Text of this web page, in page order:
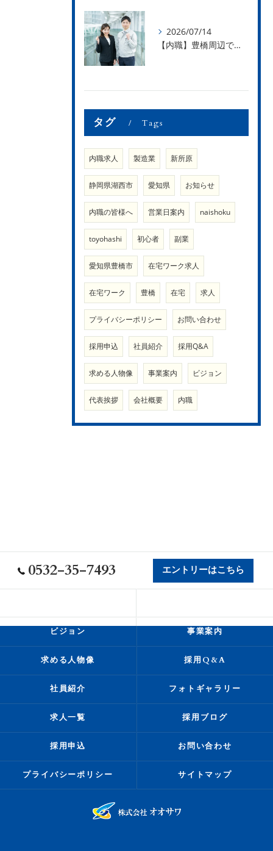
2026/07/14
【内職】豊橋周辺で内職のお仕事を探している方募集中！【内職さまのお声②】
タグ Tags
内職求人 製造業 新所原
静岡県湖西市 愛知県 お知らせ
内職の皆様へ 営業日案内 naishoku
toyohashi 初心者 副業
愛知県豊橋市 在宅ワーク求人
在宅ワーク 豊橋 在宅 求人
プライバシーポリシー お問い合わせ
採用申込 社員紹介 採用Q&A
求める人物像 事業案内 ビジョン
代表挨拶 会社概要 内職
0532-35-7493 エントリーはこちら
ビジョン 事業案内
求める人物像 採用Q&A
社員紹介 フォトギャラリー
求人一覧 採用ブログ
採用申込 お問い合わせ
プライバシーポリシー サイトマップ